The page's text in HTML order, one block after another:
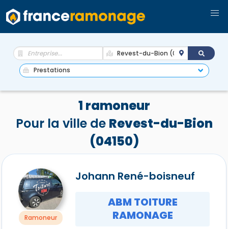
1 ramoneur
Pour la ville de Revest-du-Bion
(04150)
Ramoneur
Johann René-boisneuf
ABM TOITURE
RAMONAGE